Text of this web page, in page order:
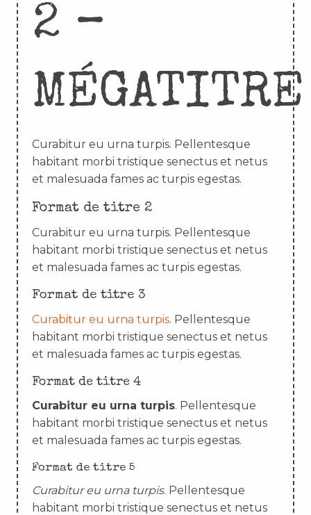
2 –
MÉGATITRE
Curabitur eu urna turpis. Pellentesque
habitant morbi tristique senectus et netus
et malesuada fames ac turpis egestas.
Format de titre 2
Curabitur eu urna turpis. Pellentesque
habitant morbi tristique senectus et netus
et malesuada fames ac turpis egestas.
Format de titre 3
Curabitur eu urna turpis. Pellentesque
habitant morbi tristique senectus et netus
et malesuada fames ac turpis egestas.
Format de titre 4
Curabitur eu urna turpis. Pellentesque
habitant morbi tristique senectus et netus
et malesuada fames ac turpis egestas.
Format de titre 5
Curabitur eu urna turpis. Pellentesque
habitant morbi tristique senectus et netus